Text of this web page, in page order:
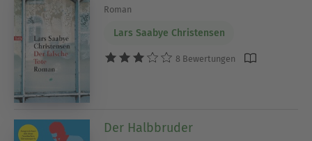
Roman
Lars Saabye Christensen
8 Bewertungen
Der Halbbruder